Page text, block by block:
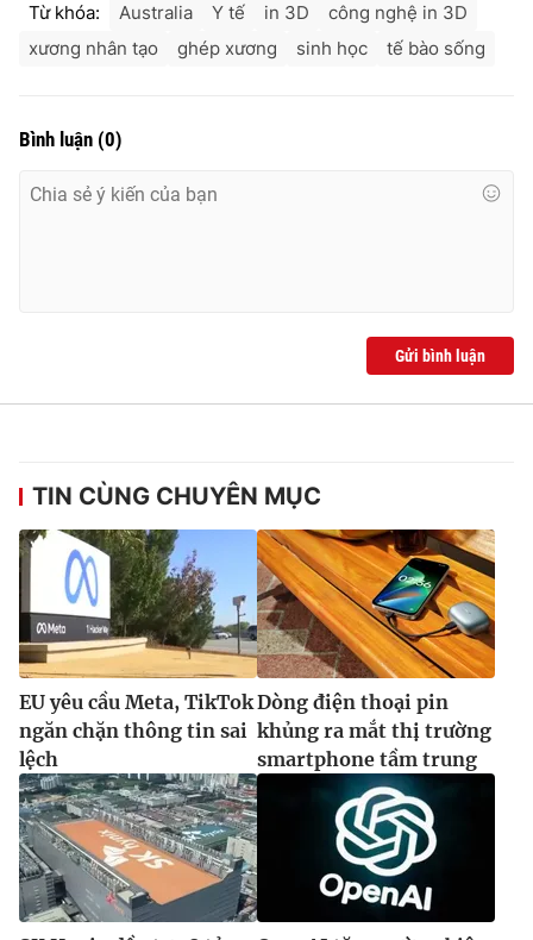
Từ khóa: Australia Y tế in 3D
công nghệ in 3D
xương nhân tạo
ghép xương sinh học tế bào sống
Bình luận (0)
Gửi bình luận
TIN CÙNG CHUYÊN MỤC
EU yêu cầu Meta, TikTok
ngăn chặn thông tin sai
lệch
Dòng điện thoại pin
khủng ra mắt thị trường
smartphone tầm trung